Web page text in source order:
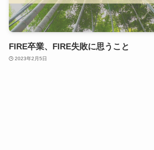
FIRE卒業、FIRE失敗に思うこと
2023年2月5日